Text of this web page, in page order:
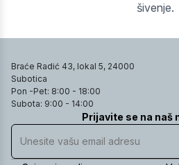
šivenje.
Braće Radić 43, lokal 5, 24000
Subotica
Pon -Pet: 8:00 - 18:00
Subota: 9:00 - 14:00
Prijavite se na naš